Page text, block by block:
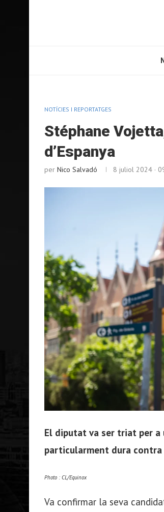
NOTÍCIES I REPORTATGES
Stéphane
d’Espanya
per Nico Salvadó 8 juliol 2024 ·
El diputat va ser triat per a
particularment dura contra
Photo : CL/Equinox
Va confirmar la seva